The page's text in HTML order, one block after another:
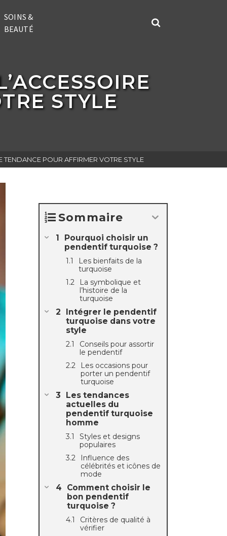
SOINS &
BEAUTÉ
STYLE
POUR AFFIRMER VOTRE STYLE
Sommaire
Pourquoi choisir un
pendentif turquoise ?
Les bienfaits de la
turquoise
La symbolique et
l’histoire de la
turquoise
Intégrer le pendentif
turquoise dans votre
style
Conseils pour assortir
le pendentif
Les occasions pour
porter un pendentif
turquoise
Les tendances
actuelles du
pendentif turquoise
homme
Styles et designs
populaires
Influence des
célébrités et icônes de
mode
Comment choisir le
bon pendentif
turquoise ?
Critères de qualité à
vérifier